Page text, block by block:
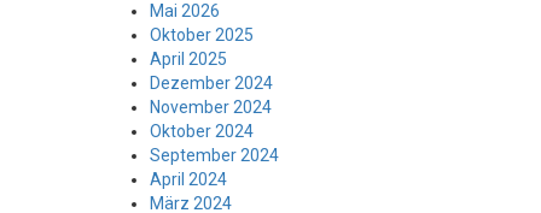
Mai 2026
Oktober 2025
April 2025
Dezember 2024
November 2024
Oktober 2024
September 2024
April 2024
März 2024